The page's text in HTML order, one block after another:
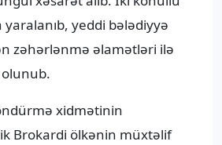
yeddi bələdiyyə
zəhərlənmə əlamətləri ilə
xidmətinin
Brokardi ölkənin müxtəlif